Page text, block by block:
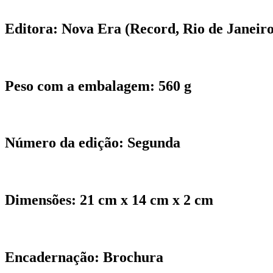
Editora: Nova Era (Record, Rio de
Peso com a embalagem: 560 g
Número da edição: Segunda
Dimensões: 21 cm x 14 cm x 2 cm
Encadernação: Brochura